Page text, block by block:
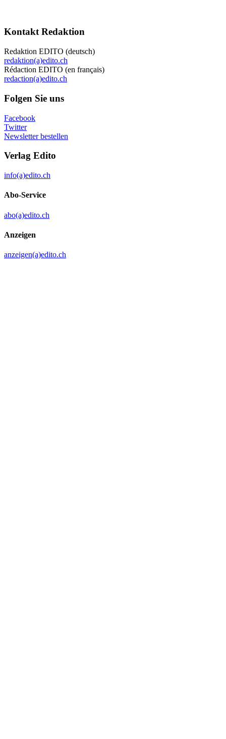
Kontakt Redaktion
Redaktion EDITO (deutsch)
redaktion(a)edito.ch
Rédaction EDITO (en français)
redaction(a)edito.ch
Folgen Sie uns
Facebook
Twitter
Newsletter bestellen
Verlag Edito
info(a)edito.ch
Abo-Service
abo(a)edito.ch
Anzeigen
anzeigen(a)edito.ch